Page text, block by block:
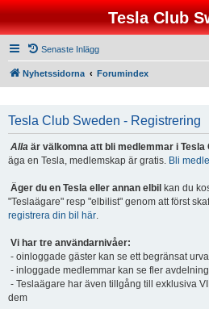
Tesla Club
Senaste Inlägg
Nyhetssidorna Forumindex
Tesla Club Sweden - Registrering
Alla är välkomna att bli medlemmar i Tesla
äga en Tesla, medlemskap är gratis. Bli
Äger du en Tesla eller annan elbil kan du
"Teslaägare" resp "elbilist" genom att först
registrera din bil här.
Vi har tre användarnivåer:
- oinloggade gäster kan se ett begränsat
- inloggade medlemmar kan se fler
- Teslaägare har även tillgång till exklusiva
dem